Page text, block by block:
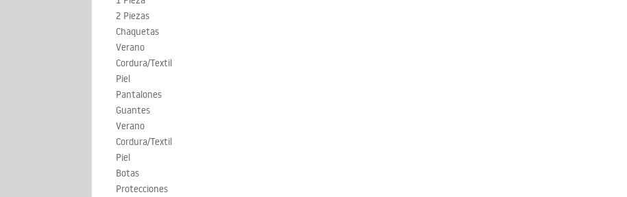
2 Piezas
Chaquetas
Verano
Cordura/Textil
Piel
Pantalones
Guantes
Verano
Cordura/Textil
Piel
Botas
Protecciones